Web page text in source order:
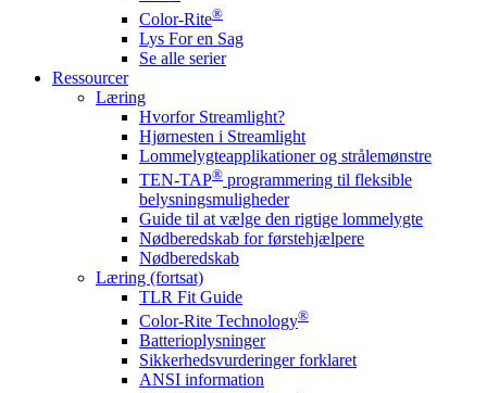
Color-Rite®
Lys For en Sag
Se alle serier
Ressourcer
Læring
Hvorfor Streamlight?
Hjørnesten i Streamlight
Lommelygteapplikationer og strålemønstre
TEN-TAP® programmering til fleksible
belysningsmuligheder
Guide til at vælge den rigtige lommelygte
Nødberedskab for førstehjælpere
Nødberedskab
Læring (fortsat)
TLR Fit Guide
Color-Rite Technology®
Batterioplysninger
Sikkerhedsvurderinger forklaret
ANSI information